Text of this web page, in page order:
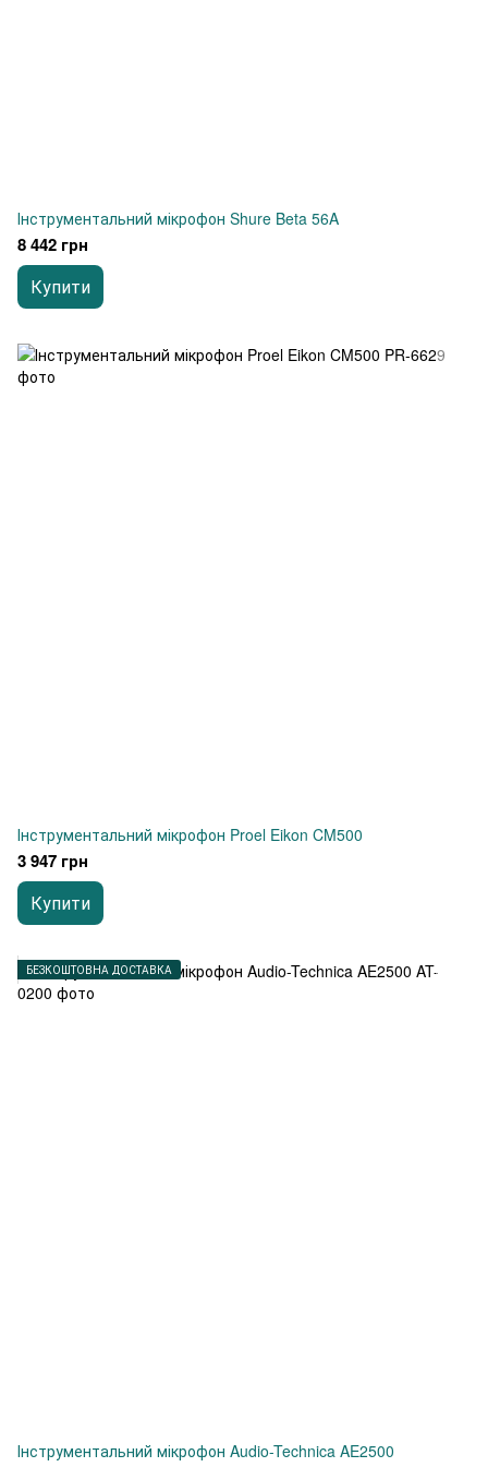
Інструментальний мікрофон Shure Beta 56A
8 442 грн
Купити
Інструментальний мікрофон Proel Eikon CM500
3 947 грн
Купити
БЕЗКОШТОВНА ДОСТАВКА
Інструментальний мікрофон Audio-Technica AE2500